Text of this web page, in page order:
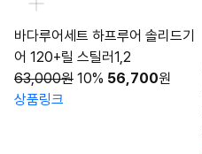
바다루어세트 하프루어 솔리드기
어 120+릴 스틸러1,2
63,000원 10% 56,700원
상품링크